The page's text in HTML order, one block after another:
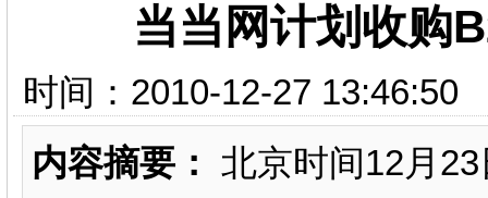
当当网计划收购
时间：2010-12-27
内容摘要： 北京时间12月